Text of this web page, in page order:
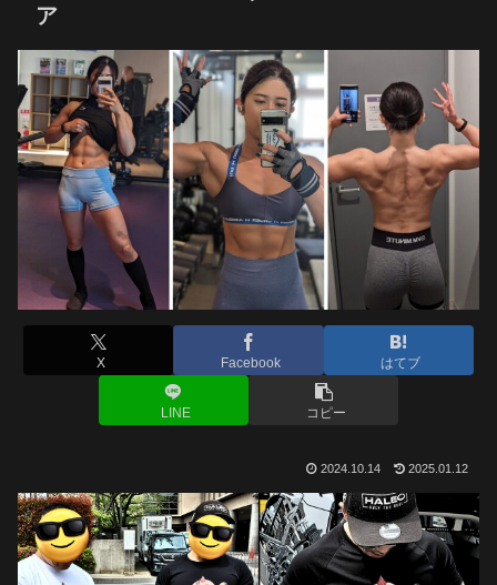
ア
X Facebook はてブ
LINE コピー
2024.10.14 2025.01.12